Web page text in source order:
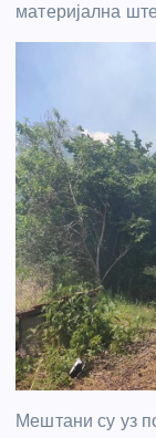
материјална
Мештани су уз